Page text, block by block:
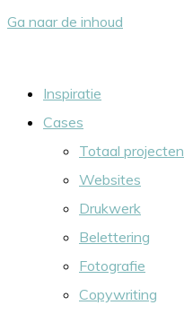
Ga naar de inhoud
Inspiratie
Cases
Totaal projecten
Websites
Drukwerk
Belettering
Fotografie
Copywriting